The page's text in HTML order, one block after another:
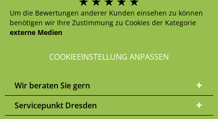
Um die Bewertungen anderer Kunden einsehen zu können
benötigen wir Ihre Zustimmung zu Cookies der Kategorie
externe Medien
COOKIEEINSTELLUNG ANPASSEN
Wir beraten Sie gern
Servicepunkt Dresden